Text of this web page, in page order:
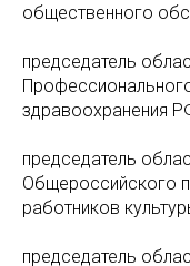
общественного
председатель
здравоохранения
председатель
Общероссийского
работников
председатель